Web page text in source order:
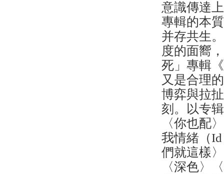
意識傳達
專輯的本
并存共生
度的面嚮
死」專輯
又是合理
博弈與拉
刻。以专
〈你也配
我情緒（
們就這樣
〈深色〉